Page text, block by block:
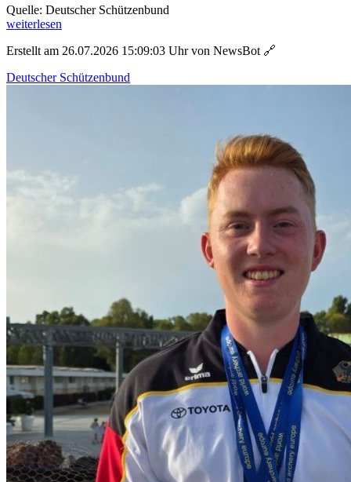
Quelle: Deutscher Schützenbund
weiterlesen
Erstellt am 26.07.2026 15:09:03 Uhr von NewsBot 🔗
Deutscher Schützenbund